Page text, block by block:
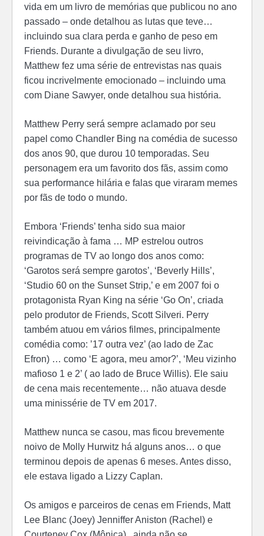
vida em um livro de memórias que publicou no ano
passado – onde detalhou as lutas que teve…
incluindo sua clara perda e ganho de peso em
Friends. Durante a divulgação de seu livro,
Matthew fez uma série de entrevistas nas quais
ficou incrivelmente emocionado – incluindo uma
com Diane Sawyer, onde detalhou sua história.
Matthew Perry será sempre aclamado por seu
papel como Chandler Bing na comédia de sucesso
dos anos 90, que durou 10 temporadas. Seu
personagem era um favorito dos fãs, assim como
sua performance hilária e falas que viraram memes
por fãs de todo o mundo.
Embora ‘Friends’ tenha sido sua maior
reivindicação à fama … MP estrelou outros
programas de TV ao longo dos anos como:
‘Garotos será sempre garotos’, ‘Beverly Hills’,
‘Studio 60 on the Sunset Strip,’ e em 2007 foi o
protagonista Ryan King na série ‘Go On’, criada
pelo produtor de Friends, Scott Silveri. Perry
também atuou em vários filmes, principalmente
comédia como: ’17 outra vez’ (ao lado de Zac
Efron) … como ‘E agora, meu amor?’, ‘Meu vizinho
mafioso 1 e 2’ ( ao lado de Bruce Willis). Ele saiu
de cena mais recentemente… não atuava desde
uma minissérie de TV em 2017.
Matthew nunca se casou, mas ficou brevemente
noivo de Molly Hurwitz há alguns anos… o que
terminou depois de apenas 6 meses. Antes disso,
ele estava ligado a Lizzy Caplan.
Os amigos e parceiros de cenas em Friends, Matt
Lee Blanc (Joey) Jenniffer Aniston (Rachel) e